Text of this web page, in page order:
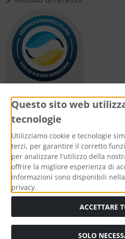
Metodi di pagamento
Media sociali
Questo sito web
tecnologie
Utilizziamo cookie e tecnologie
terzi, per garantire il corretto
per analizzare l'utilizzo della
offrire la migliore esperienza di
informazioni sono disponibili
privacy.
ACCETTARE
SOLO